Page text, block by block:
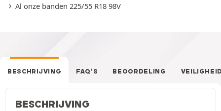
Al onze banden 225/55 R18 98V
BESCHRIJVING FAQ’S BEOORDELING
BESCHRIJVING